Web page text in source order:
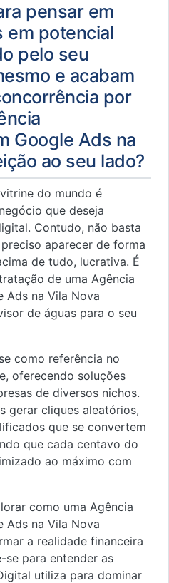
pensar em
em potencial
pelo seu
e acabam
por
Google Ads na
ao seu lado?
do mundo é
que deseja
Contudo, não basta
aparecer de forma
de tudo, lucrativa. É
de uma Agência
Ads na Vila Nova
de águas para o seu
como referência no
oferecendo soluções
de diversos nichos.
gerar cliques aleatórios,
que se convertem
que cada centavo do
ao máximo com
como uma Agência
Ads na Vila Nova
a realidade financeira
se para entender as
utiliza para dominar